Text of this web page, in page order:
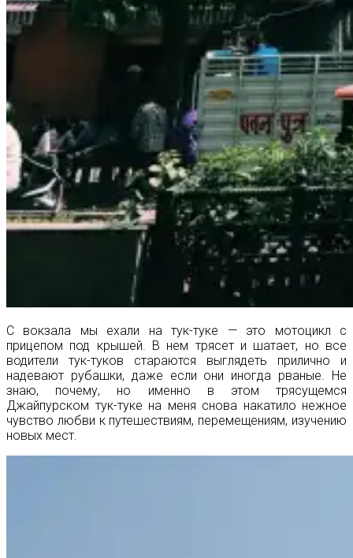
С вокзала мы ехали на тук-туке — это мотоцикл с
прицепом под крышей. В нем трясет и шатает, но все
водители тук-туков стараются выглядеть прилично и
надевают рубашки, даже если они иногда рваные. Не
знаю, почему, но именно в этом трясущемся
Джайпурском тук-туке на меня снова накатило нежное
чувство любви к путешествиям, перемещениям, изучению
новых мест.